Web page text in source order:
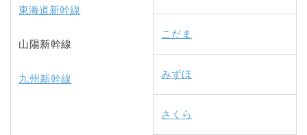
東海道新幹線
山陽新幹線
九州新幹線
こだま
みずほ
さくら